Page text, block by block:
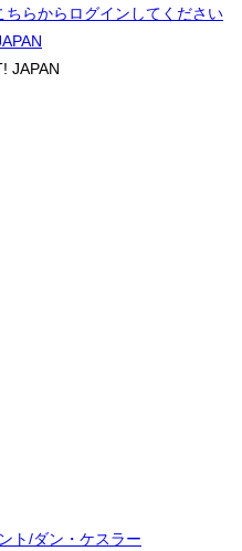
らからログインしてください
ト/ダン・ケスラー